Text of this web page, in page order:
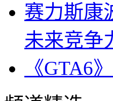
赛力斯康
未来竞争
《GTA6